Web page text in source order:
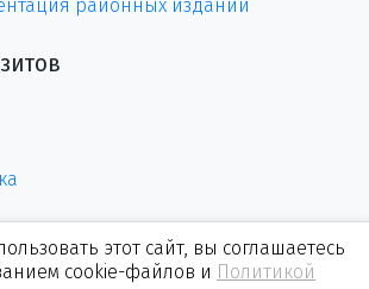
районных изданий
этот сайт, вы соглашаетесь
cookie-файлов и Политикой